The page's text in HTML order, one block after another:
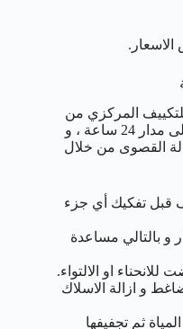
المركزي من
خلال فريق محترف، و تتوفر خدماتنا على مدار 24 ساعة ، و
القصوى من خلال
قبل تفكيك أي جزء
بالتالي مساعدة
او الالتواء.
و ازالة الاسلاك
ثم تجفيفها